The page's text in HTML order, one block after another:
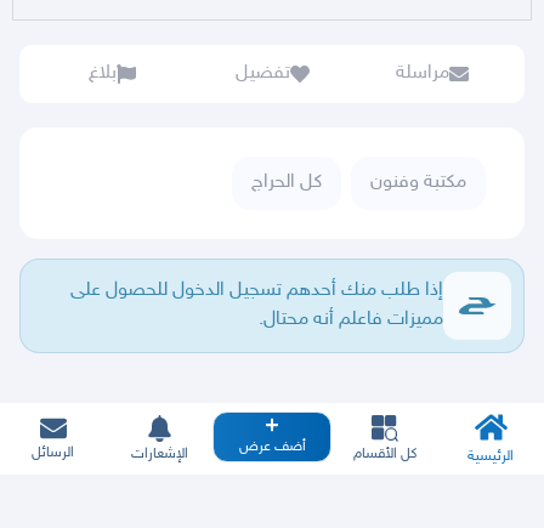
مراسلة تفضيل بلاغ
مكتبة وفنون كل الحراج
إذا طلب منك أحدهم تسجيل الدخول للحصول على
مميزات فاعلم أنه محتال.
الرئيسية كل الأقسام أضف عرض الإشعارات الرسائل